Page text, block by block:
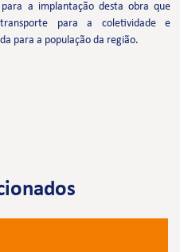
a implantação desta obra que
para a coletividade e
para a população da região.